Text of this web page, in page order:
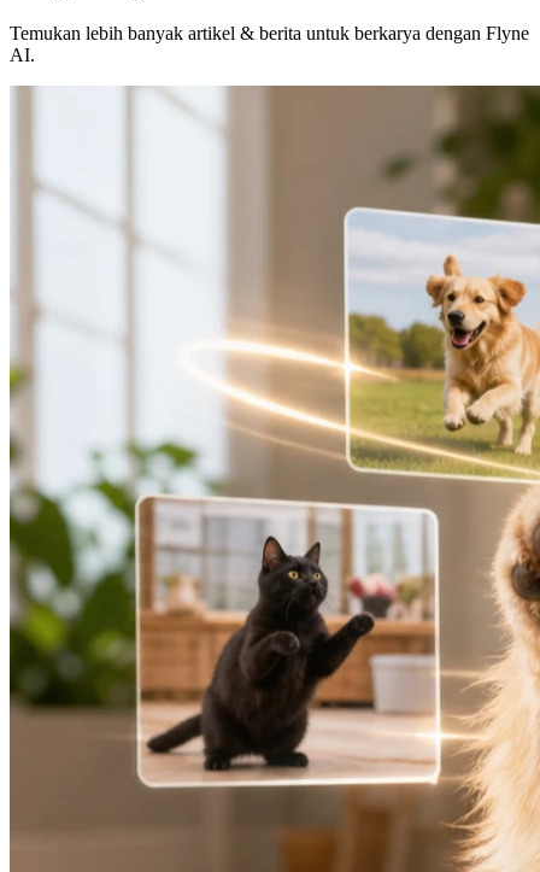
Temukan lebih banyak artikel & berita untuk berkarya dengan Flyne
AI.